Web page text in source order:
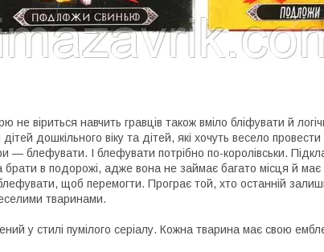
не віриться навчить гравців також вміло бліфувати й
дошкільного віку та дітей, які хочуть весело
— блефувати. І блефувати потрібно по-королівськи.
в подорожі, адже вона не займає багато місця й має
щоб перемогти. Програє той, хто останній
тваринами.
у стилі пумілого серіалу. Кожна тварина має свою